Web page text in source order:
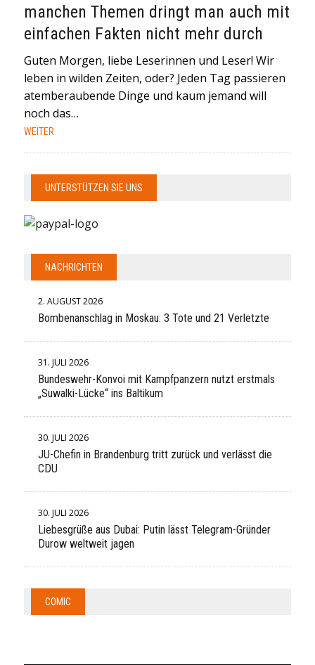
manchen Themen dringt man auch mit
einfachen Fakten nicht mehr durch
Guten Morgen, liebe Leserinnen und Leser! Wir
leben in wilden Zeiten, oder? Jeden Tag passieren
atemberaubende Dinge und kaum jemand will
noch das…
WEITER
UNTERSTÜTZEN SIE UNS
NACHRICHTEN
2. AUGUST 2026
Bombenanschlag in Moskau: 3 Tote und 21 Verletzte
31. JULI 2026
Bundeswehr-Konvoi mit Kampfpanzern nutzt erstmals
„Suwalki-Lücke“ ins Baltikum
30. JULI 2026
JU-Chefin in Brandenburg tritt zurück und verlässt die
CDU
30. JULI 2026
Liebesgrüße aus Dubai: Putin lässt Telegram-Gründer
Durow weltweit jagen
COMIC